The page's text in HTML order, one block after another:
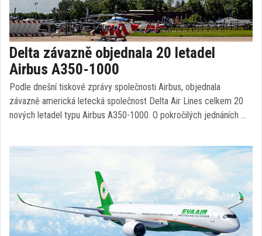
Delta závazně objednala 20 letadel
Airbus A350-1000
Podle dnešní tiskové zprávy společnosti Airbus, objednala
závazně americká letecká společnost Delta Air Lines celkem 20
nových letadel typu Airbus A350-1000. O pokročilých jednáních …